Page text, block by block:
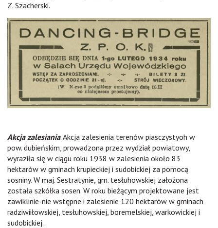
Z. Szacherski.
Akcja zalesiania. Akcja zalesienia terenów piasczystyoh w
pow. dubieńskim, prowadzona przez wydział powiatowy,
wyraziła się w ciągu roku 1938 w zalesienia około 83
hektarów w gminach krupieckiej i sudobickiej za pomocą
sosniny. W maj. Sestratynie, gm. tesłuhowskiej założona
została szkółka sosen. W roku bieżącym projektowane jest
zawiklinie-nie wstępne i zalesienie 120 hektarów w gminach
radziwiiłowskiej, tesłuhowskiej, boremelskiej, warkowickiej i
sudobickiej.